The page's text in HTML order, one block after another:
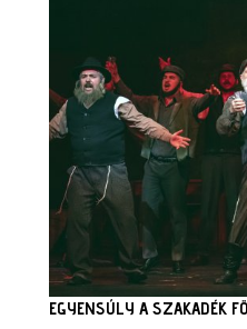
EGYENSÚLY A SZAKADÉK